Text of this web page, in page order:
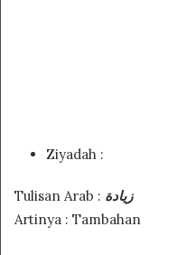
Ziyadah :
Tulisan Arab : زيادة
Artinya : Tambahan